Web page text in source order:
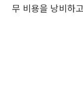
무 비용을 낭비하